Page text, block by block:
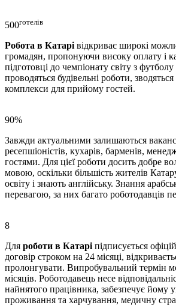
500готелів
Робота в Катарівідкриває широкі
громадян, пропонуючи високу оплату і
підготовці до чемпіонату світу з
проводяться будівельні роботи,
комплекси для прийому гостей.
90%
Завжди актуальними залишаються
ресепшіоністів, кухарів, барменів,
гостями. Для цієї роботи досить добре
мовою, оскільки більшість жителів
освіту і знають англійську. Знання
перевагою, за них багато роботодавців
8
Для роботи в Катаріпідписується
договір строком на 24 місяці,
пролонгувати. Випробувальний термін
місяців. Роботодавець несе
найнятого працівника, забезпечує йому
проживання та харчування, медичну